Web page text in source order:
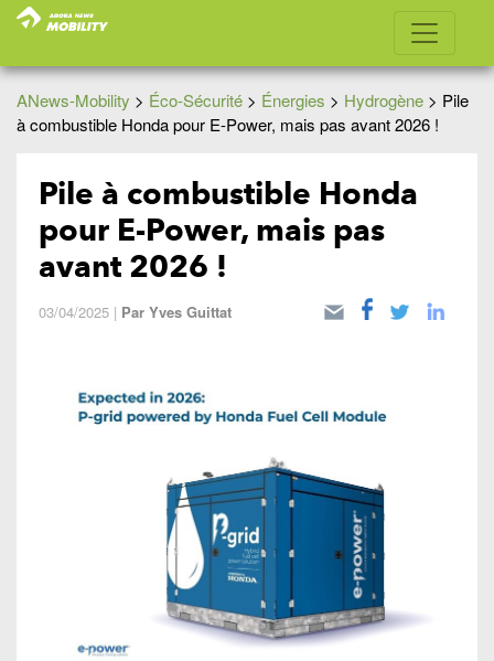
ANews-Mobility > Éco-Sécurité > Énergies > Hydrogène > Pile
à combustible Honda pour E-Power, mais pas avant 2026 !
Pile à combustible Honda
pour E-Power, mais pas
avant 2026 !
03/04/2025 | Par Yves Guittat